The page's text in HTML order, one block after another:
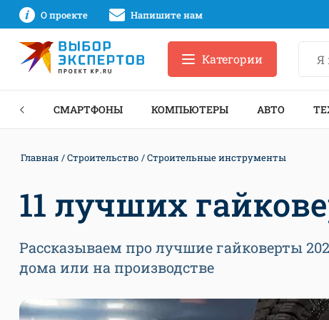
О проекте Напишите нам
Категории
СМАРТФОНЫ КОМПЬЮТЕРЫ АВТО
Главная Строительство Строительные инструменты
11 лучших
Рассказываем про лучшие гайковерты
дома или на производстве